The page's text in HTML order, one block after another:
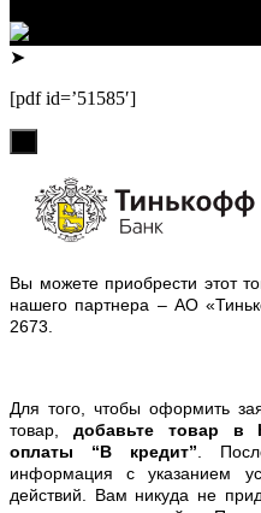
➤
[pdf id=’51585′]
Вы можете приобрести этот
нашего партнера – АО
2673.
Для того, чтобы оформить
товар, добавьте товар в
оплаты “В кредит” .
информация с указанием
действий. Вам никуда не